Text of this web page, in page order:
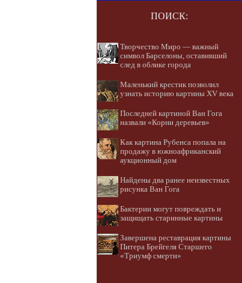
ПОИСК:
Творчество Миро — важный
символ Барселоны, оставивший
след в облике города
Маленький крестик позволил
узнать историю картины XV века
Последней картиной Ван Гога
назвали «Корни деревьев»
Как картина Рубенса попала на
продажу в южноафриканский
аукционный дом
Найдены два ранее неизвестных
рисунка Ван Гога
Бактерии могут повреждать и
защищать старинные картины
Завершена реставрация картины
Питера Брейгеля Старшего
«Триумф смерти»